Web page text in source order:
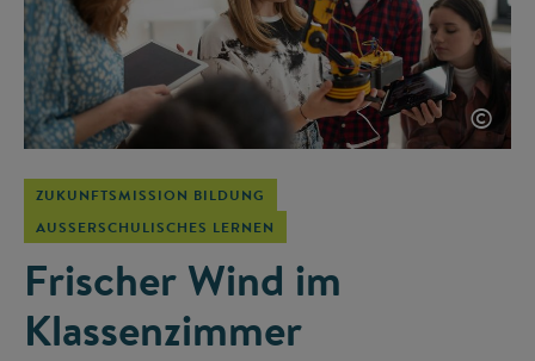
©
ZUKUNFTSMISSION BILDUNG
AUSSERSCHULISCHES LERNEN
Frischer Wind im
Klassenzimmer